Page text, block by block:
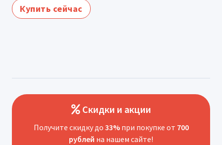
Купить сейчас
Скидки и акции
Получите скидку до 33%при покупке от 700
рублей на нашем сайте!